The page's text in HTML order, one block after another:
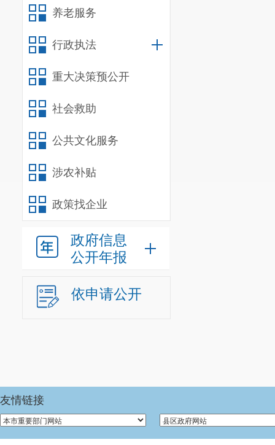
养老服务
行政执法
重大决策预公开
社会救助
公共文化服务
涉农补贴
政策找企业
政府信息
公开年报
依申请公开
友情链接